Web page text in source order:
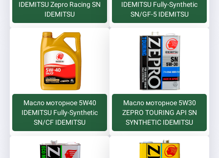
IDEMITSU Zepro Racing SN
IDEMITSU
IDEMITSU Fully-Synthetic
SN/GF-5 IDEMITSU
Масло моторное 5W40
IDEMITSU Fully-Synthetic
SN/CF IDEMITSU
Масло моторное 5W30
ZEPRO TOURING API SN
SYNTHETIC IDEMITSU